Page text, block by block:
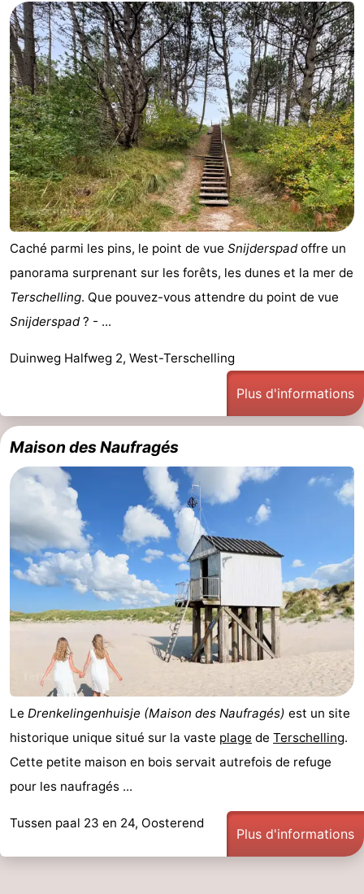
Caché parmi les pins, le point de vue Snijderspadoffre un
panorama surprenant sur les forêts, les dunes et la mer de
Terschelling. Que pouvez-vous attendre du point de vue
Snijderspad? - ...
Duinweg Halfweg 2, West-Terschelling
Plus d'informations
Maison des Naufragés
Le Drenkelingenhuisje (Maison des Naufragés) est un site
historique unique situé sur la vaste plage de Terschelling.
Cette petite maison en bois servait autrefois de refuge
pour les naufragés ...
Tussen paal 23 en 24, Oosterend
Plus d'informations